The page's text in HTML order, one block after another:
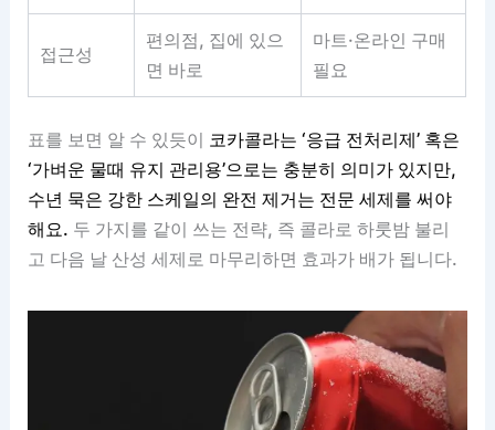
접근성
편의점, 집에 있으
면 바로
마트·온라인 구매
필요
표를 보면 알 수 있듯이 코카콜라는 ‘응급 전처리제’ 혹은
‘가벼운 물때 유지 관리용’으로는 충분히 의미가 있지만,
수년 묵은 강한 스케일의 완전 제거는 전문 세제를 써야
해요. 두 가지를 같이 쓰는 전략, 즉 콜라로 하룻밤 불리
고 다음 날 산성 세제로 마무리하면 효과가 배가 됩니다.